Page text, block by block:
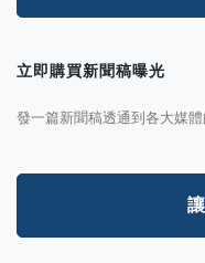
立即購買新聞稿曝光
發一篇新聞稿透通到各大媒